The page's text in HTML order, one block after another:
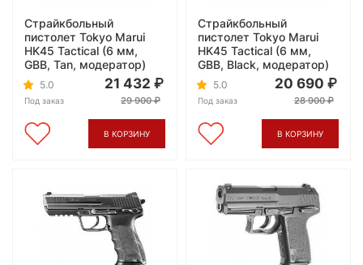
Страйкбольный
пистолет Tokyo Marui
HK45 Tactical (6 мм,
GBB, Tan, модератор)
5.0
Под заказ
21 432
29 900
В КОРЗИНУ
Страйкбольный
пистолет Tokyo Marui
HK45 Tactical (6 мм,
GBB, Black, модератор)
5.0
Под заказ
20 690
28 900
В КОРЗИНУ